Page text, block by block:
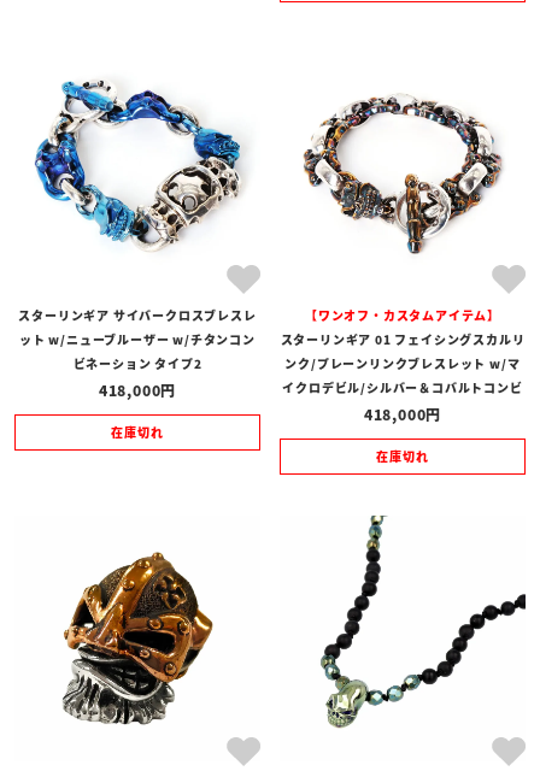
スターリンギア サイバークロスブレスレ
ット w/ニューブルーザー w/チタンコン
ビネーション タイプ2
418,000
在庫切れ
【ワンオフ・カスタムアイテム】
スターリンギア 01 フェイシングスカルリ
ンク/プレーンリンクブレスレット w/マ
イクロデビル/シルバー＆コバルトコンビ
418,000
在庫切れ